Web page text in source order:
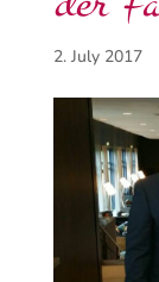
2. July 2017